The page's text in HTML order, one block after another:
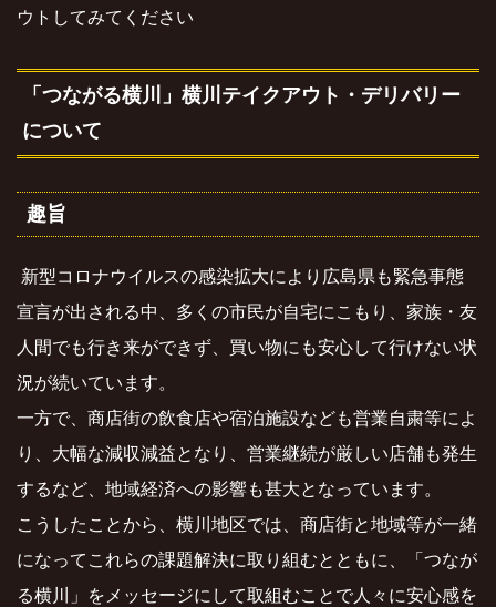
ウトしてみてください
「つながる横川」横川テイクアウト・デリバリー
について
趣旨
新型コロナウイルスの感染拡大により広島県も緊急事態
宣言が出される中、多くの市民が自宅にこもり、家族・友
人間でも行き来ができず、買い物にも安心して行けない状
況が続いています。
一方で、商店街の飲食店や宿泊施設なども営業自粛等によ
り、大幅な減収減益となり、営業継続が厳しい店舗も発生
するなど、地域経済への影響も甚大となっています。
こうしたことから、横川地区では、商店街と地域等が一緒
になってこれらの課題解決に取り組むとともに、「つなが
る横川」をメッセージにして取組むことで人々に安心感を